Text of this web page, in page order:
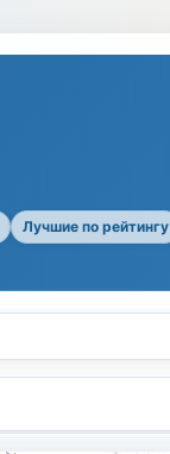
Лучшие по рейтингу